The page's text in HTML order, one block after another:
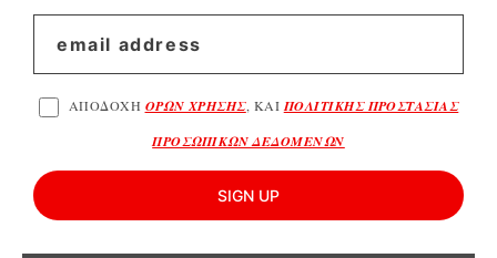
ΑΠΟΔΟΧΗ ΟΡΩΝ ΧΡΗΣΗΣ, ΚΑΙ ΠΟΛΙΤΙΚΗΣ ΠΡΟΣΤΑΣΙΑΣ
ΠΡΟΣΩΠΙΚΩΝ ΔΕΔΟΜΕΝΩΝ
SIGN UP